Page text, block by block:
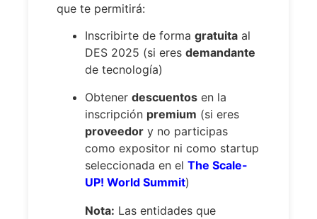
que te permitirá:
Inscribirte de formagratuita al
DES 2025 (si eresdemandante
de tecnología)
Obtenerdescuentos en la
inscripción premium (si eres
proveedor y no participas
como expositor ni como startup
seleccionada en elThe Scale-
UP! World Summit)
Nota: Las entidades que